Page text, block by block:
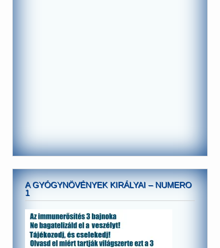
A GYÓGYNÖVÉNYEK KIRÁLYAI – NUMERO
1